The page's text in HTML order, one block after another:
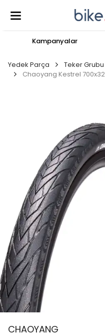
Kampanyalar
Yedek Parça Teker Grubu
Chaoyang Kestrel
CHAOYANG